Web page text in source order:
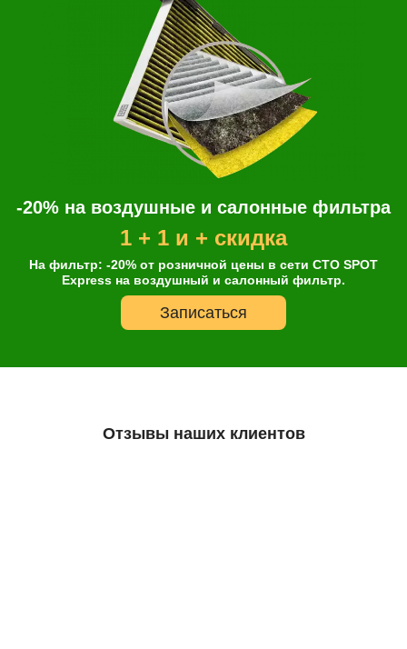
-20% на воздушные и салонные фильтра
1 + 1 и + скидка
На фильтр: -20% от розничной цены в сети СТО SPOT
Express на воздушный и салонный фильтр.
Записаться
Отзывы наших клиентов